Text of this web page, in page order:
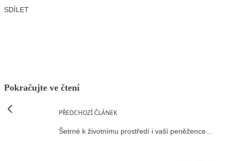
SDÍLET
Pokračujte ve čtení
PŘEDCHOZÍ ČLÁNEK
Šetrné k životnímu prostředí i vaší peněžence…